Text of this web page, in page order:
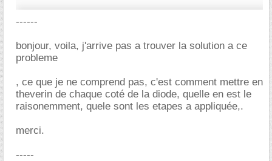
------
bonjour, voila, j'arrive pas a trouver la solution a ce
probleme
, ce que je ne comprend pas, c'est comment mettre en
theverin de chaque coté de la diode, quelle en est le
raisonemment, quele sont les etapes a appliquée,.
merci.
-----